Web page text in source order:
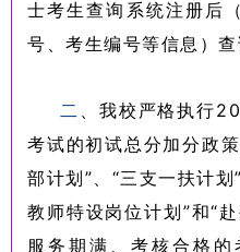
士考生查询系统注册后
号、考生编号等信息）查
二
、我校严格执行
考试的初试总分加分政
部计划”、“三支一扶计
教师特设岗位计划”和“
服务期满、考核合格 的